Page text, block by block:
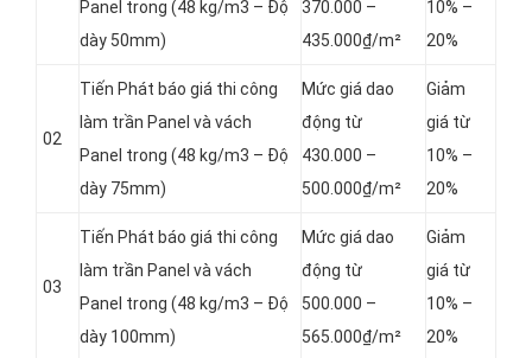
Panel trong (48 kg/m3 – Độ
dày 50mm)
370.000 –
435.000₫/m²
10% –
20%
02
Tiến Phát báo giá thi công
làm trần Panel và vách
Panel trong (48 kg/m3 – Độ
dày 75mm)
Mức giá dao
động từ
430.000 –
500.000₫/m²
Giảm
giá từ
10% –
20%
03
Tiến Phát báo giá thi công
làm trần Panel và vách
Panel trong (48 kg/m3 – Độ
dày 100mm)
Mức giá dao
động từ
500.000 –
565.000₫/m²
Giảm
giá từ
10% –
20%